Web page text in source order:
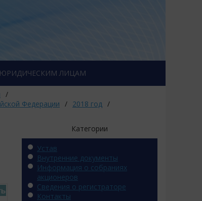
ЮРИДИЧЕСКИМ ЛИЦАМ
/
Федерации / 2018 год /
Категории
Устав
Внутренние документы
Информация о собраниях
акционеров
Сведения о регистраторе
Контакты